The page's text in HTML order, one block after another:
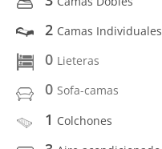
2 Camas Individuales
0 Lieteras
0 Sofa-camas
1 Colchones